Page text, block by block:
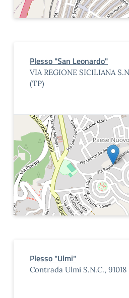
Plesso "San Leonardo"
VIA REGIONE SICILIANA
(TP)
Plesso "Ulmi"
Contrada Ulmi S.N.C.,